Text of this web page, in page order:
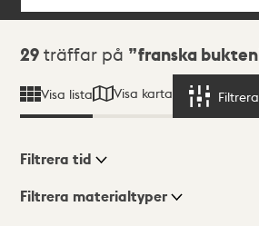
Sökresultat
29 träffar på franska bukten
Visa lista Visa karta Filtrera
Visningsläge
Filtrera tid
Filtrera materialtyper